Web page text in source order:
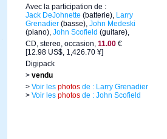
Avec la participation de :
Jack DeJohnette (batterie), Larry
Grenadier (basse), John Medeski
(piano), John Scofield (guitare),
CD, stereo, occasion, 11.00 €
[12.98 US$, 1,426.70 ¥]
Digipack
> vendu
> Voir les photos de : Larry Grenadier
> Voir les photos de : John Scofield